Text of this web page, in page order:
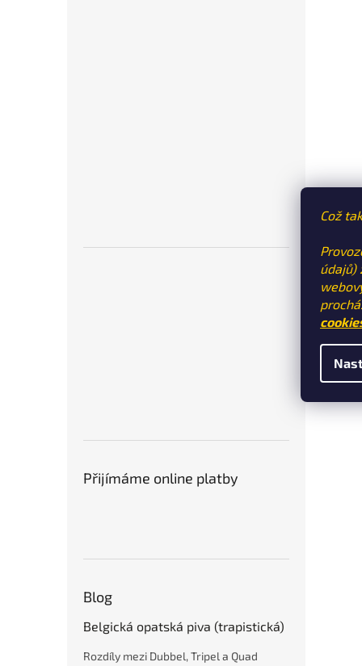
Což
údajů)
Přijímáme online platby
Blog
Belgická opatská piva (trapistická)
Rozdíly mezi Dubbel, Tripel a Quad